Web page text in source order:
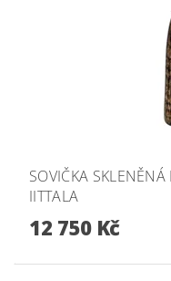
SOVIČKA
IITTALA
12 750 Kč